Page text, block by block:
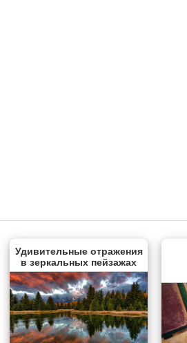
Удивительные отражения
в зеркальных пейзажах